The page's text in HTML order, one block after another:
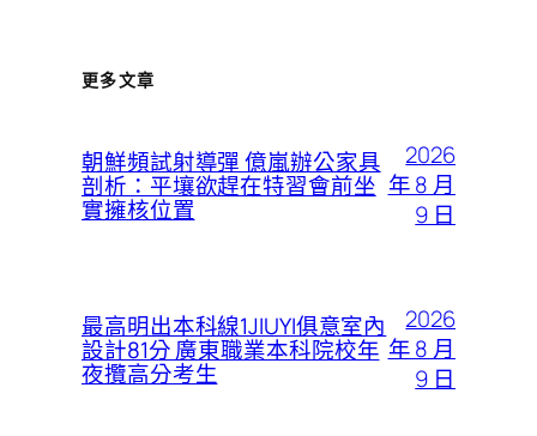
更多文章
朝鮮頻試射導彈 億嵐辦公家具
剖析：平壤欲趕在特習會前坐
實擁核位置
2026
年 8 月
9 日
最高明出本科線1JIUYI俱意室內
設計81分 廣東職業本科院校年
夜攬高分考生
2026
年 8 月
9 日